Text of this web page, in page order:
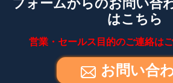
フォームからのお問い合
はこちら
営業・セールス目的のご連絡は
お問い合